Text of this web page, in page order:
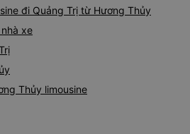
đi Quảng Trị từ Hương Thủy
xe
Thủy limousine